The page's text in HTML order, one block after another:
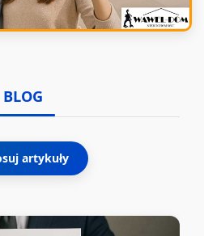
BLOG
artykuły